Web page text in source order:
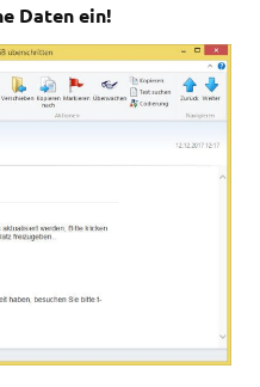
Daten ein!